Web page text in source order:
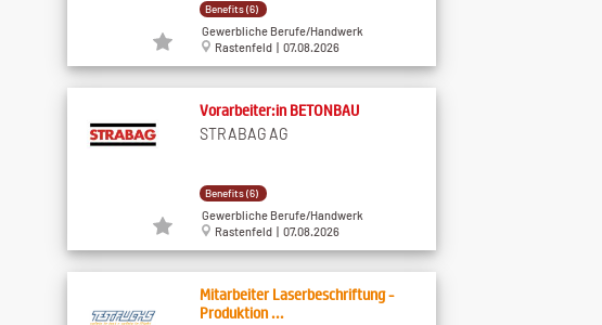
Benefits (6)
Gewerbliche Berufe/Handwerk
Rastenfeld | 07.08.2026
Vorarbeiter:in BETONBAU
STRABAG AG
Benefits (6)
Gewerbliche Berufe/Handwerk
Rastenfeld | 07.08.2026
Mitarbeiter Laserbeschriftung -
Produktion ...